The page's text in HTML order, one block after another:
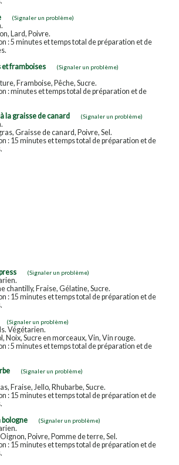
(Signaler un problème)
Lard, Poivre.
: 5 minutes et temps total de préparation et de
et framboises
(Signaler un problème)
Framboise, Pêche, Sucre.
: minutes et temps total de préparation et de
la graisse de canard
(Signaler un problème)
Graisse de canard, Poivre, Sel.
: 15 minutes et temps total de préparation et de
(Signaler un problème)
chantilly, Fraise, Gélatine, Sucre.
: 15 minutes et temps total de préparation et de
(Signaler un problème)
Végétarien.
Noix, Sucre en morceaux, Vin, Vin rouge.
: 5 minutes et temps total de préparation et de
(Signaler un problème)
Fraise, Jello, Rhubarbe, Sucre.
: 15 minutes et temps total de préparation et de
bologne
(Signaler un problème)
Poivre, Pomme de terre, Sel.
: 15 minutes et temps total de préparation et de